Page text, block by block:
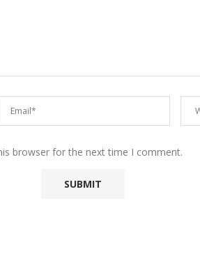
browser for the next time I comment.